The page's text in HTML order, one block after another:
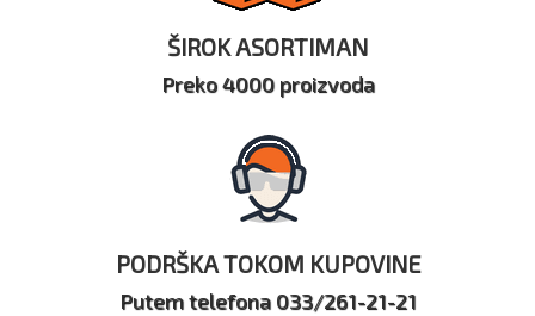
ŠIROK ASORTIMAN
Preko 4000 proizvoda
PODRŠKA TOKOM KUPOVINE
Putem telefona 033/261-21-21